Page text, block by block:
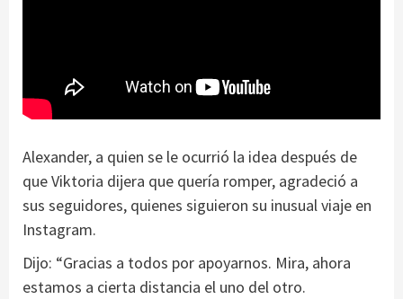
Alexander, a quien se le ocurrió la idea después de
que Viktoria dijera que quería romper, agradeció a
sus seguidores, quienes siguieron su inusual viaje en
Instagram.
Dijo: “Gracias a todos por apoyarnos. Mira, ahora
estamos a cierta distancia el uno del otro.